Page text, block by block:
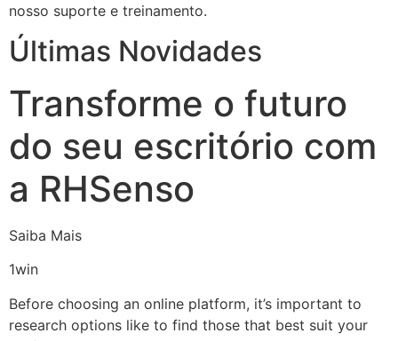
nosso suporte e treinamento.
Últimas Novidades
Transforme o futuro
do seu escritório com
a RHSenso
Saiba Mais
1win
Before choosing an online platform, it’s important to
research options like to find those that best suit your